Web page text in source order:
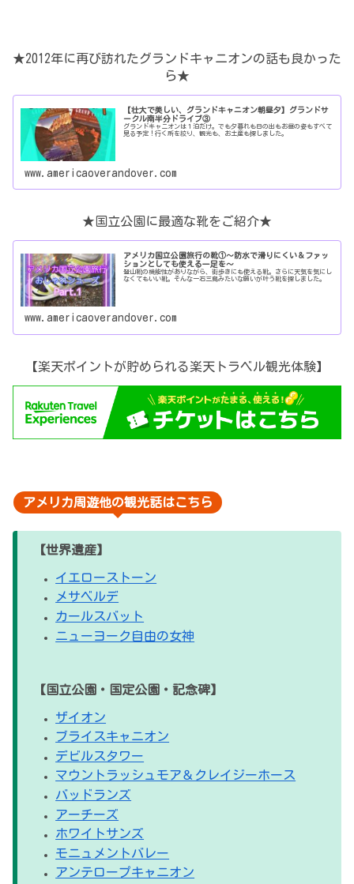
★2012年に再び訪れたグランドキャニオンの話も良かった
ら★
【壮大で美しい、グランドキャニオン朝昼夕】グランドサ
ークル南半分ドライブ③
グランドキャニオンは１泊だけ。でも夕暮れも日の出もお昼の姿もすべて
見る予定！行く所を絞り、観光も、お土産も探しました。
www.americaoverandover.com
★国立公園に最適な靴をご紹介★
アメリカ国立公園旅行の靴①～防水で滑りにくい＆ファッ
ションとしても使える一足を～
登山靴の機能性がありながら、街歩きにも使える靴。さらに天気を気にし
なくてもいい靴。そんな一石三鳥みたいな願いが叶う靴を探しました。
www.americaoverandover.com
【楽天ポイントが貯められる楽天トラベル観光体験】
アメリカ周遊他の観光話はこちら
【世界遺産】
イエローストーン
メサベルデ
カールスバット
ニューヨーク自由の女神
【国立公園・国定公園・記念碑】
ザイオン
ブライスキャニオン
デビルスタワー
マウントラッシュモア＆クレイジーホース
バッドランズ
アーチーズ
ホワイトサンズ
モニュメントバレー
アンテロープキャニオン